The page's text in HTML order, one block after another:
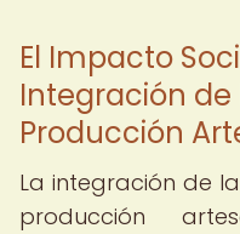
El Impacto
Integración de
Producción
La integración de
producción